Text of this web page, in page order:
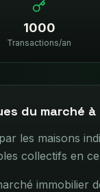
1000
Transactions/an
du marché à
les maisons
collectifs en
immobilier